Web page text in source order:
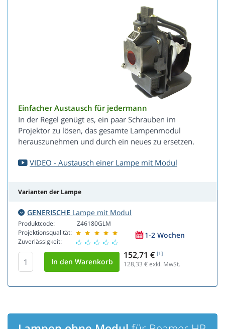
Einfacher Austausch für jedermann
In der Regel genügt es, ein paar Schrauben im
Projektor zu lösen, das gesamte Lampenmodul
herauszunehmen und durch ein neues zu ersetzen.
VIDEO - Austausch einer Lampe mit Modul
Varianten der Lampe
GENERISCHE Lampe mit Modul
Produktcode:
Projektionsqualität:
Zuverlässigkeit:
Z46180GLM
1-2 Wochen
152,71 € [1]
128,33 € exkl. MwSt.